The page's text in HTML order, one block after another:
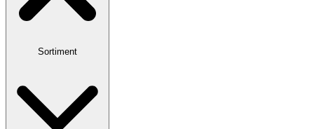
Sortiment